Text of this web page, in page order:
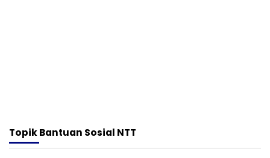
TopikBantuan Sosial NTT